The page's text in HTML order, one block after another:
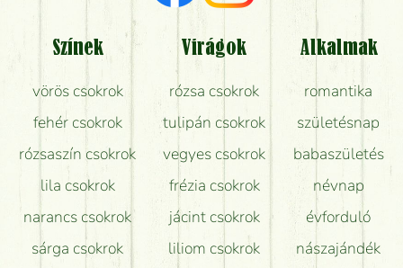
Tényleg azt kapom, ami a képen van?
Mit kell tudni a virágcsokrok szállításáról?
Hogy marad a lehető legtovább friss a csokor?
Tudok adventi koszorút vásárolni boltban?
Színek
vörös csokrok
fehér csokrok
rózsaszín csokrok
lila csokrok
narancs csokrok
sárga csokrok
Virágok
rózsa csokrok
tulipán csokrok
vegyes csokrok
frézia csokrok
jácint csokrok
liliom csokrok
Alkalmak
romantika
születésnap
babaszületés
névnap
évforduló
nászajándék